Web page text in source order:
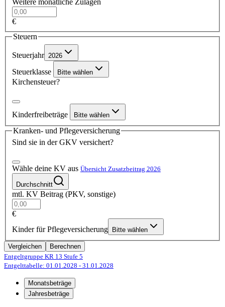
Weitere monatliche Zulagen
€
Steuern
Steuerjahr 2026
Steuerklasse Bitte wählen
Kirchensteuer?
Kinderfreibeträge Bitte wählen
Kranken- und Pflegeversicherung
Sind sie in der GKV versichert?
Wähle deine KV aus Übersicht Zusatzbeitrag 2026
Durchschnitt
mtl. KV Beitrag (PKV, sonstige)
€
Kinder für Pflegeversicherung
Bitte wählen
Vergleichen
Berechnen
Entgeltgruppe KR 13 Stufe 5
Entgelttabelle: 01.01.2028 - 31.01.2028
Monatsbeträge
Jahresbeträge